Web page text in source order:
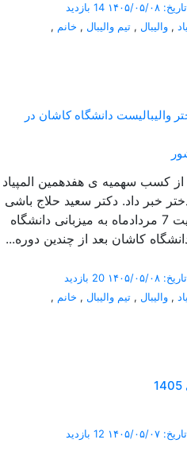
تاریخ: ۱۴۰۵/۰۵/۰۸
14 بازدید
, والیبال , تیم والیبال , خانم ,
والیبالیست دانشگاه کاشان در
از کسب سهمیه ی هفدهمین المپیاد
خبر داد. دکتر سعید حلاج باشی
اظهار داشت: این رویداد از 6 لغایت 7 مردادماه به میزبانی دانشگاه
کاشان بعد از چندین دوره...
تاریخ: ۱۴۰۵/۰۵/۰۸
20 بازدید
, والیبال , تیم والیبال , خانم ,
تاریخ: ۱۴۰۵/۰۵/۰۷ 12 بازدید